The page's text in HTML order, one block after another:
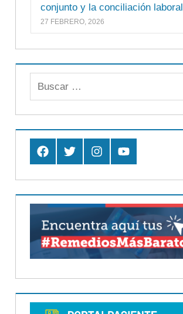
conjunto y la conciliación laboral
27 FEBRERO, 2026
FacebookTwitter InstagramYoutube